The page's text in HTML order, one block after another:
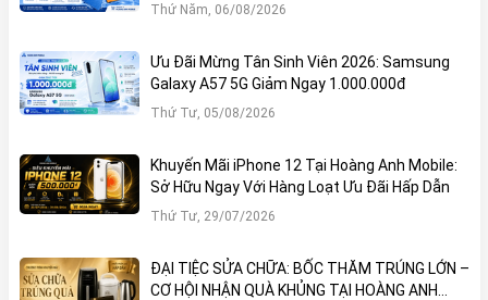
Thứ Năm, 06/08/2026
Ưu Đãi Mừng Tân Sinh Viên 2026: Samsung
Galaxy A57 5G Giảm Ngay 1.000.000đ
Thứ Tư, 05/08/2026
Khuyến Mãi iPhone 12 Tại Hoàng Anh Mobile:
Sở Hữu Ngay Với Hàng Loạt Ưu Đãi Hấp Dẫn
Thứ Tư, 29/07/2026
ĐẠI TIỆC SỬA CHỮA: BỐC THĂM TRÚNG LỚN –
CƠ HỘI NHẬN QUÀ KHỦNG TẠI HOÀNG ANH